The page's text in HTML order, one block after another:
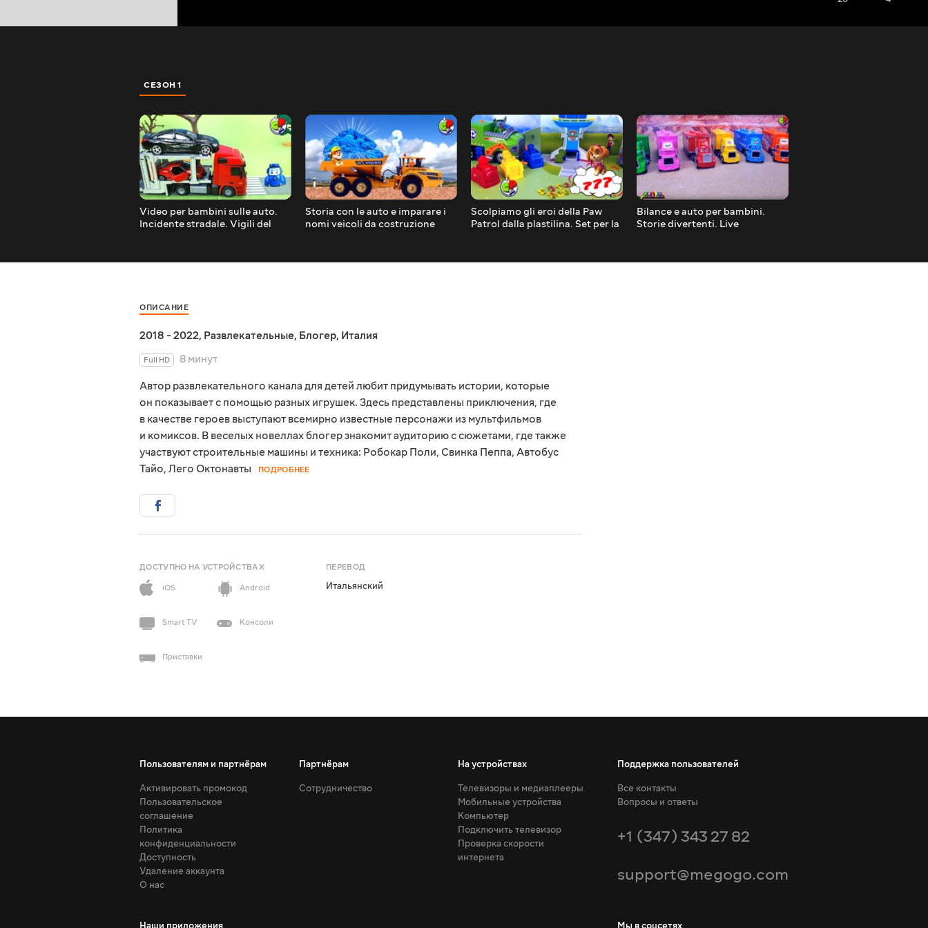
СЕЗОН 1
Video per bambini sulle auto.
Incidente stradale. Vigili del
Storia con le auto e imparare i
nomi veicoli da costruzione
Scolpiamo gli eroi della Paw
Patrol dalla plastilina. Set per la
Bilance e auto per bambini.
Storie divertenti. Live
ОПИСАНИЕ
2018 - 2022, Развлекательные, Блогер, Италия
Full HD
8 минут
Автор развлекательного канала для детей любит придумывать истории, которые
он показывает с помощью разных игрушек. Здесь представлены приключения, где
в качестве героев выступают всемирно известные персонажи из мультфильмов
и комиксов. В веселых новеллах блогер знакомит аудиторию с сюжетами, где также
участвуют строительные машины и техника: Робокар Поли, Свинка Пеппа, Автобус
Тайо, Лего Октонавты
ПОДРОБНЕЕ
ДОСТУПНО НА УСТРОЙСТВАХ
iOS
Android
Smart TV Консоли
Приставки
ПЕРЕВОД
Итальянский
Пользователям и партнёрам
Активировать промокод
Пользовательское
соглашение
Политика
конфиденциальности
Доступность
Удаление аккаунта
О нас
Партнёрам
Сотрудничество
На устройствах
Телевизоры и медиаплееры
Мобильные устройства
Компьютер
Подключить телевизор
Проверка скорости
интернета
Поддержка пользователей
Все контакты
Вопросы и ответы
+1 (347) 343 27 82
support@megogo.com